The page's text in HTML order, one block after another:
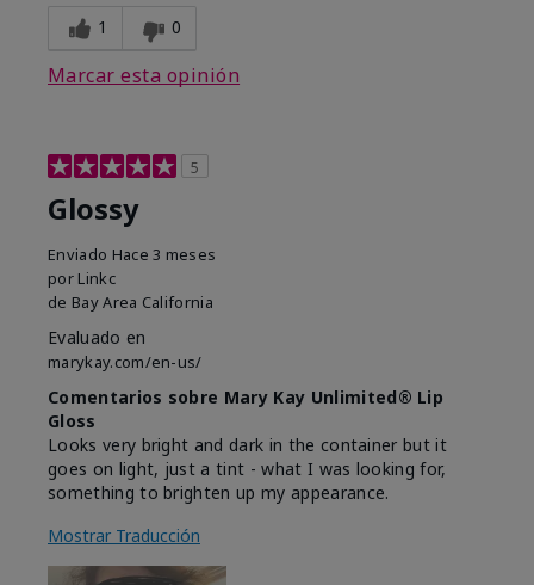
1 0
Marcar esta opinión
5
Glossy
Enviado Hace 3 meses
por Linkc
de Bay Area California
Evaluado en
marykay.com/en-us/
Comentarios sobre Mary Kay Unlimited® Lip
Gloss
Looks very bright and dark in the container but it
goes on light, just a tint - what I was looking for,
something to brighten up my appearance.
Mostrar Traducción